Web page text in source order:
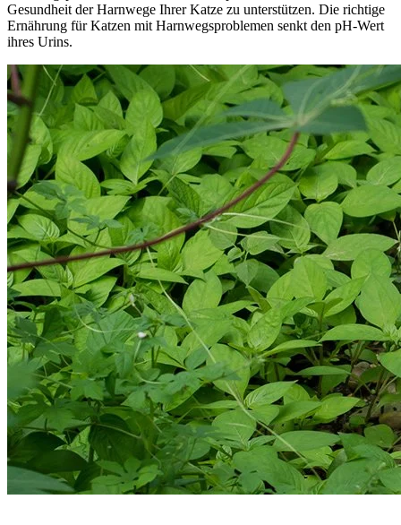
Gesundheit der Harnwege Ihrer Katze zu unterstützen. Die richtige
Ernährung für Katzen mit Harnwegsproblemen senkt den pH-Wert
ihres Urins.